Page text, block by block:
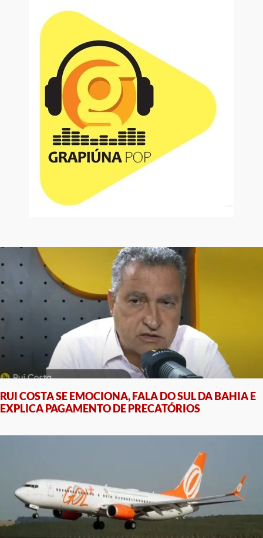
RUI COSTA SE EMOCIONA, FALA DO SUL DA BAHIA E
EXPLICA PAGAMENTO DE PRECATÓRIOS